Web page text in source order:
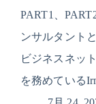
PART1、
ンサルタント
ビジネスネッ
を務めている